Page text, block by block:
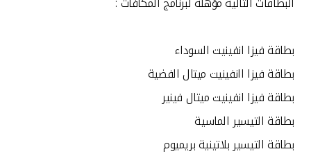
تركيا
مصر
المملكة المتحدة
بطاقة فيزا انفينيت السوداء
بطاقة فيزا اانفينيت ميتال الفضية
بطاقة فيزا انفينيت ميتال فينير
بطاقة التيسير الماسية
بطاقة التيسير بلاتينية بريميوم